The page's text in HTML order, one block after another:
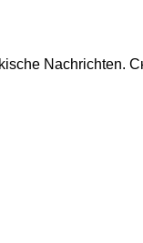
Nachrichten.